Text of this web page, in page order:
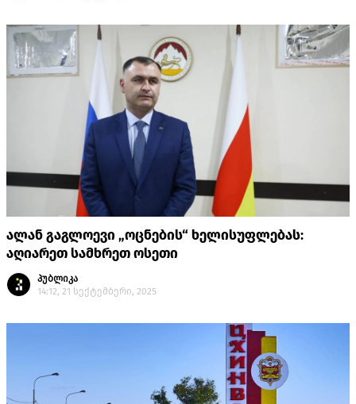
ალან გაგლოევი „ოცნების“ ხელისუფლებას:
აღიარეთ სამხრეთ ოსეთი
პუბლიკა
14:12, 21 სექტემბერი, 2025